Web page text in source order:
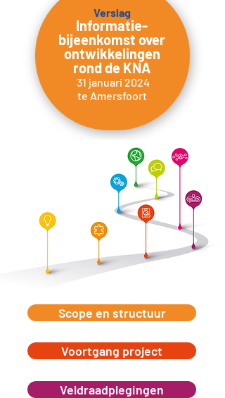
Verslag
Verslag
Informatie-
bijeenkomst over
ontwikkelingen
rond de KNA
31 januari 2024
te Amersfoort
Scope en structuur
Voortgang project
Veldraadplegingen